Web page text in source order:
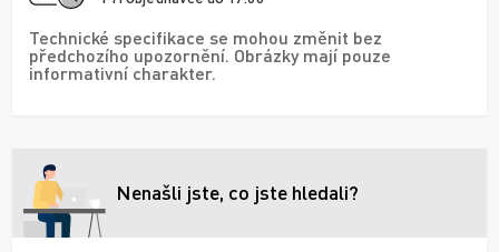
Technické specifikace se mohou změnit bez
předchozího upozornění. Obrázky mají pouze
informativní charakter.
Nenašli jste, co jste hledali?